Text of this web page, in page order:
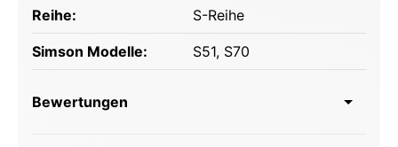
Reihe: S-Reihe
Simson Modelle: S51, S70
Bewertungen